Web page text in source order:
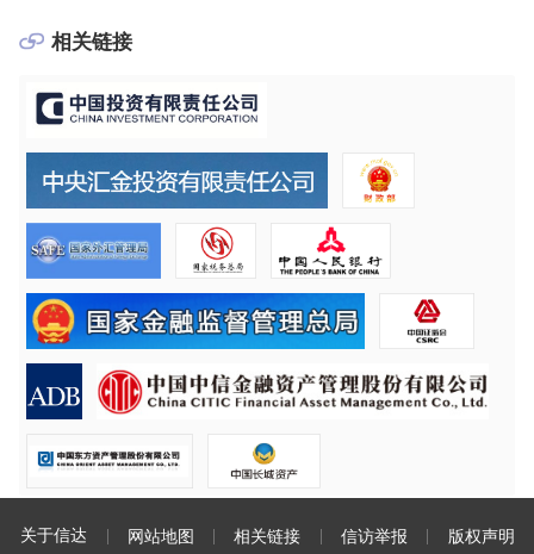
相关链接
关于信达 网站地图 相关链接 信访举报 版权声明